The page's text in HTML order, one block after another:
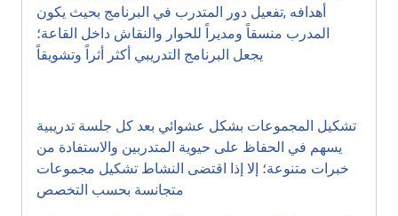
أهدافه ,تفعيل دور المتدرب في البرنامج بحيث يكون
المدرب منسقاً ومديراً للحوار والنقاش داخل القاعة؛
يجعل البرنامج التدريبي أكثر أثراً وتشويقاً
تشكيل المجموعات بشكل عشوائي بعد كل جلسة تدريبية
يسهم في الحفاظ على حيوية المتدربين والاستفادة من
خبرات متنوعة؛ إلا إذا اقتضى النشاط تشكيل مجموعات
متجانسة بحسب التخصص